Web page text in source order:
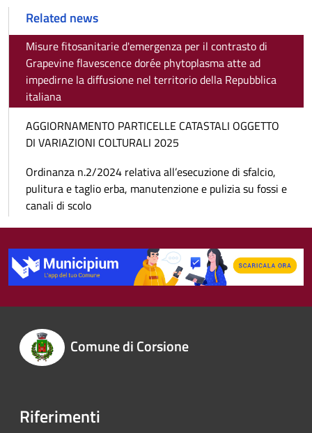
Related news
Misure fitosanitarie d'emergenza per il contrasto di
Grapevine flavescence dorée phytoplasma atte ad
impedirne la diffusione nel territorio della Repubblica
italiana
AGGIORNAMENTO PARTICELLE CATASTALI OGGETTO
DI VARIAZIONI COLTURALI 2025
Ordinanza n.2/2024 relativa all’esecuzione di sfalcio,
pulitura e taglio erba, manutenzione e pulizia su fossi e
canali di scolo
Comune di Corsione
Riferimenti